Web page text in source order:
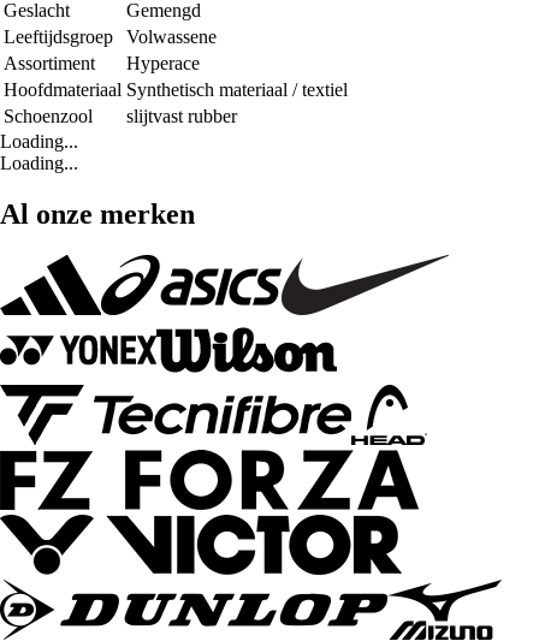
Geslacht
Gemengd
Leeftijdsgroep
Volwassene
Assortiment
Hyperace
Hoofdmateriaal Synthetisch materiaal / textiel
Schoenzool
slijtvast rubber
Loading...
Loading...
Al onze merken